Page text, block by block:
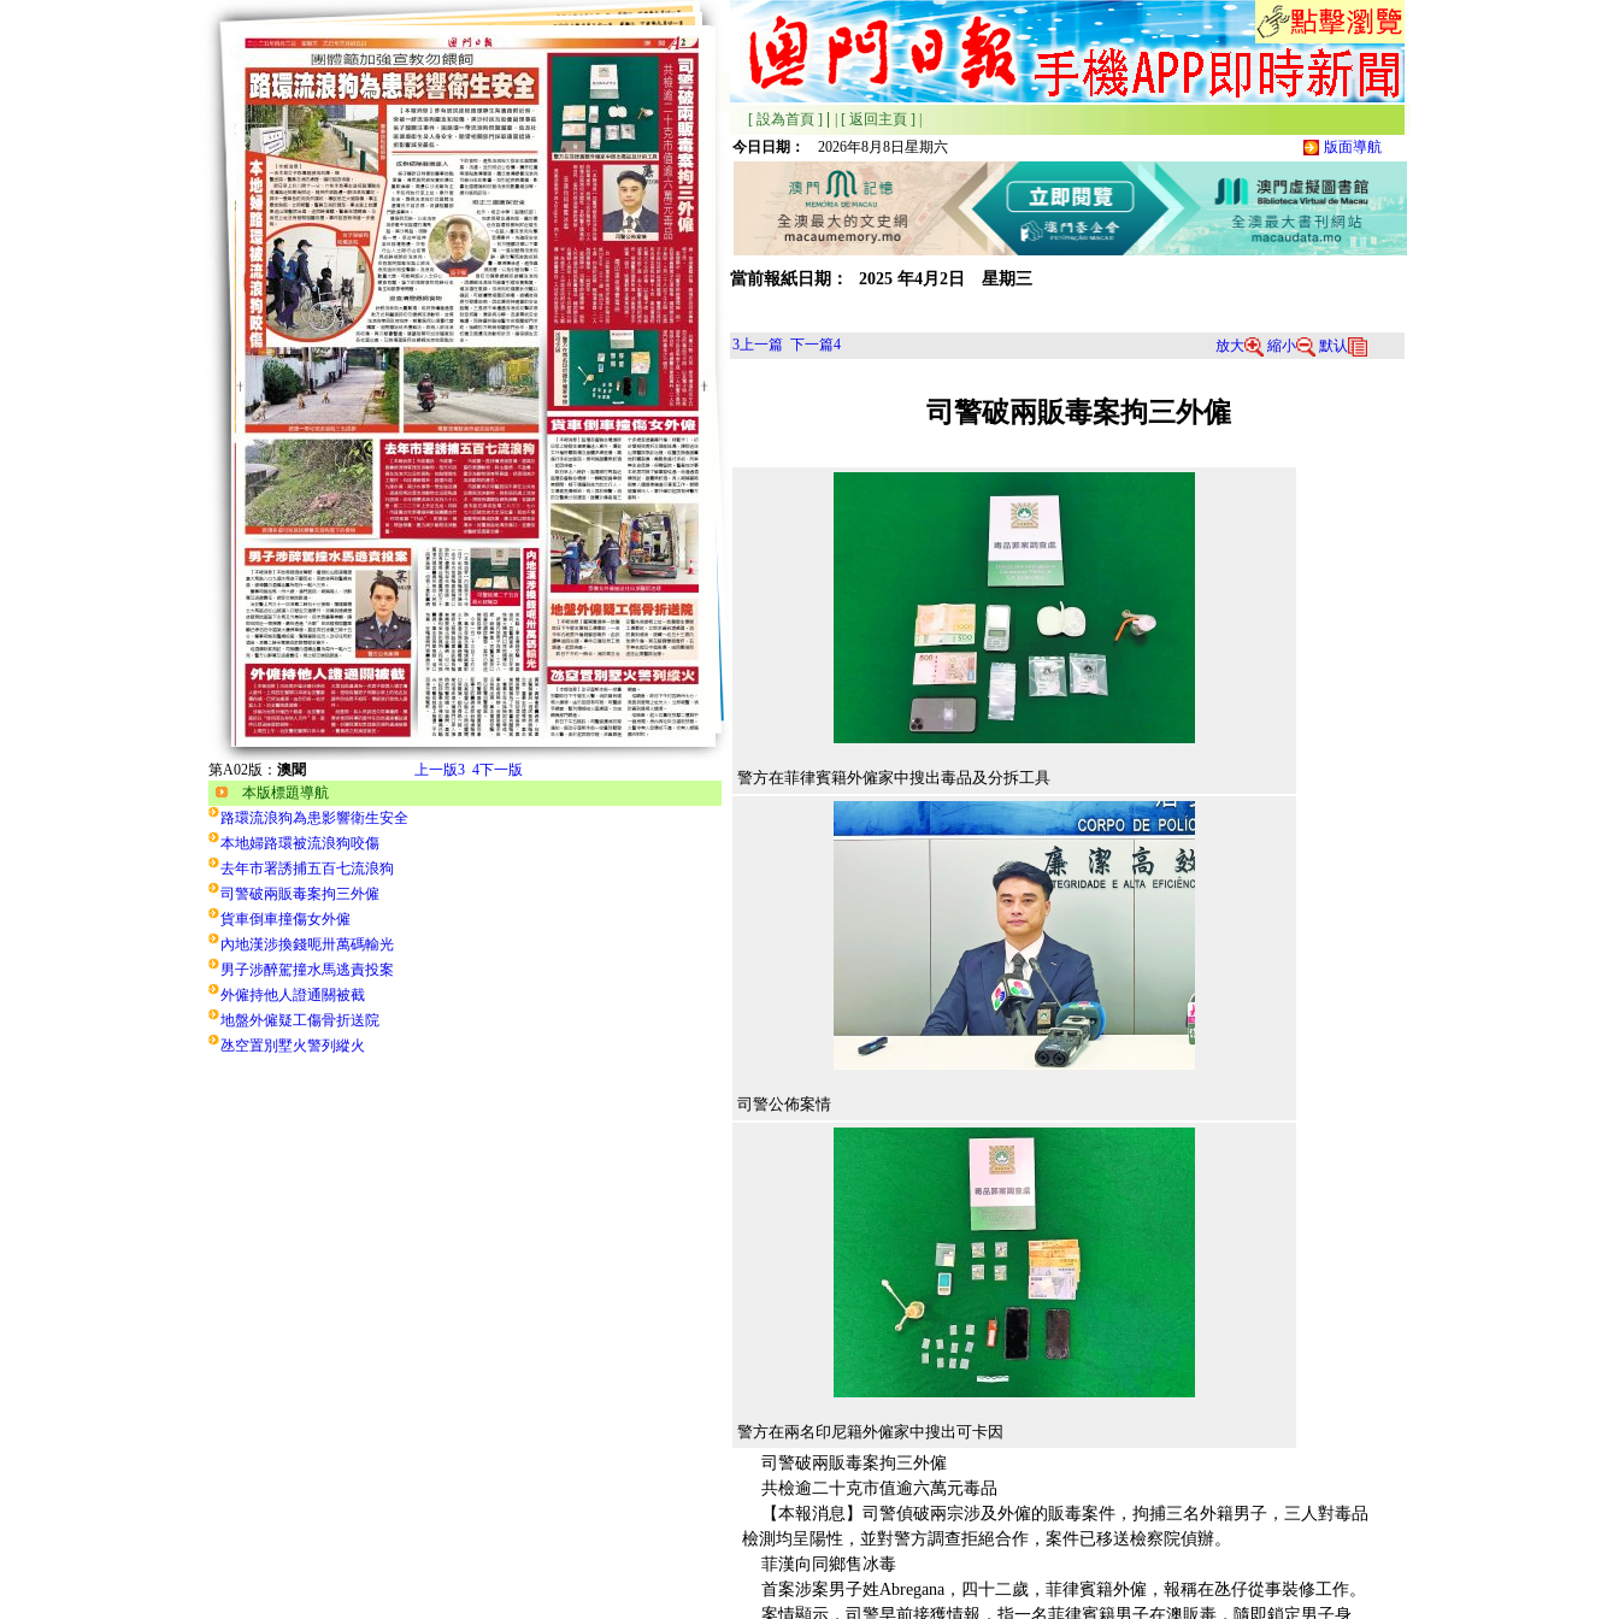
第A02版： 澳聞 上一版3 4下一版
本版標題導航
路環流浪狗為患影響衛生安全
本地婦路環被流浪狗咬傷
去年市署誘捕五百七流浪狗
司警破兩販毒案拘三外僱
貨車倒車撞傷女外僱
內地漢涉換錢呃卅萬碼輸光
男子涉醉駕撞水馬逃責投案
外僱持他人證通關被截
地盤外僱疑工傷骨折送院
氹空置別墅火警列縱火
[ 設為首頁 ] [ 返回主頁 ]
今日日期：
2026年8月8日星期六 版面導航
當前報紙日期： 2025 年4月 2日 星期三
3上一篇 下一篇4 放大 縮小 默认
司警破兩販毒案拘三外僱
警方在菲律賓籍外僱家中搜出毒品及分拆工具
司警公佈案情
警方在兩名印尼籍外僱家中搜出可卡因
司警破兩販毒案拘三外僱
共檢逾二十克市值逾六萬元毒品
【本報消息】司警偵破兩宗涉及外僱的販毒案件，拘捕三名外籍男子，三人對毒品
檢測均呈陽性，並對警方調查拒絕合作，案件已移送檢察院偵辦。
菲漢向同鄉售冰毒
首案涉案男子姓Abregana，四十二歲，菲律賓籍外僱，報稱在氹仔從事裝修工作。
案情顯示，司警早前接獲情報，指一名菲律賓籍男子在澳販毒，隨即鎖定男子身